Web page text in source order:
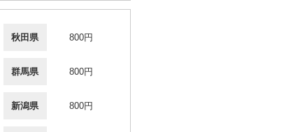
秋田県 800円
群馬県 800円
新潟県 800円